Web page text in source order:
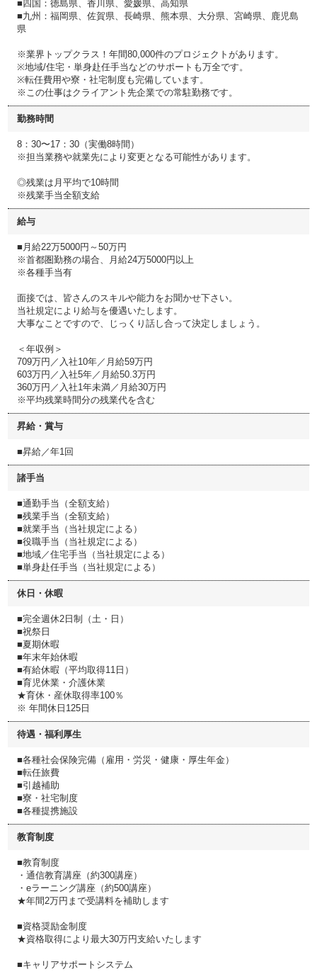
■四国：徳島県、香川県、愛媛県、高知県
■九州：福岡県、佐賀県、長崎県、熊本県、大分県、宮崎県、鹿児島
県
※業界トップクラス！年間80,000件のプロジェクトがあります。
※地域/住宅・単身赴任手当などのサポートも万全です。
※転任費用や寮・社宅制度も完備しています。
※この仕事はクライアント先企業での常駐勤務です。
勤務時間
8：30〜17：30（実働8時間）
※担当業務や就業先により変更となる可能性があります。
◎残業は月平均で10時間
※残業手当全額支給
給与
■月給22万5000円～50万円
※首都圏勤務の場合、月給24万5000円以上
※各種手当有
面接では、皆さんのスキルや能力をお聞かせ下さい。
当社規定により給与を優遇いたします。
大事なことですので、じっくり話し合って決定しましょう。
＜年収例＞
709万円／入社10年／月給59万円
603万円／入社5年／月給50.3万円
360万円／入社1年未満／月給30万円
※平均残業時間分の残業代を含む
昇給・賞与
■昇給／年1回
諸手当
■通勤手当（全額支給）
■残業手当（全額支給）
■就業手当（当社規定による）
■役職手当（当社規定による）
■地域／住宅手当（当社規定による）
■単身赴任手当（当社規定による）
休日・休暇
■完全週休2日制（土・日）
■祝祭日
■夏期休暇
■年末年始休暇
■有給休暇（平均取得11日）
■育児休業・介護休業
★育休・産休取得率100％
※ 年間休日125日
待遇・福利厚生
■各種社会保険完備（雇用・労災・健康・厚生年金）
■転任旅費
■引越補助
■寮・社宅制度
■各種提携施設
教育制度
■教育制度
・通信教育講座（約300講座）
・eラーニング講座（約500講座）
★年間2万円まで受講料を補助します
■資格奨励金制度
★資格取得により最大30万円支給いたします
■キャリアサポートシステム